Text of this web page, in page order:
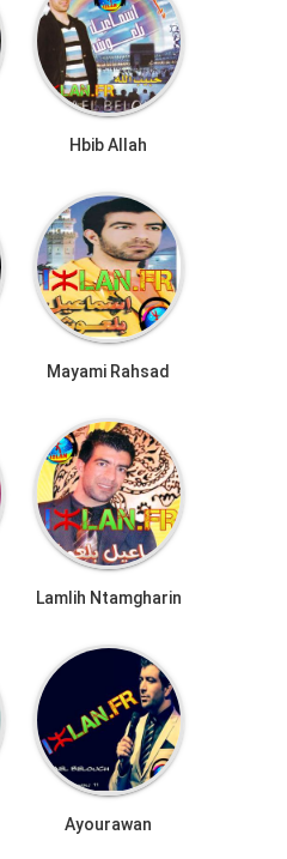
Hbib Allah
Mayami Rahsad
Lamlih Ntamgharin
Ayourawan